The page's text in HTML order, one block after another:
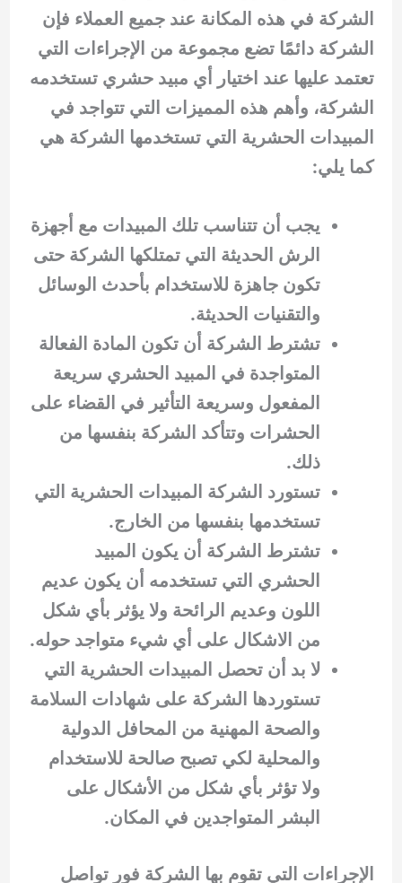
الشركة في هذه المكانة عند جميع العملاء فإن
الشركة دائمًا تضع مجموعة من الإجراءات التي
تعتمد عليها عند اختيار أي مبيد حشري تستخدمه
الشركة، وأهم هذه المميزات التي تتواجد في
المبيدات الحشرية التي تستخدمها الشركة هي
كما يلي:
يجب أن تتناسب تلك المبيدات مع أجهزة
الرش الحديثة التي تمتلكها الشركة حتى
تكون جاهزة للاستخدام بأحدث الوسائل
والتقنيات الحديثة.
تشترط الشركة أن تكون المادة الفعالة
المتواجدة في المبيد الحشري سريعة
المفعول وسريعة التأثير في القضاء على
الحشرات وتتأكد الشركة بنفسها من
ذلك.
تستورد الشركة المبيدات الحشرية التي
تستخدمها بنفسها من الخارج.
تشترط الشركة أن يكون المبيد
الحشري التي تستخدمه أن يكون عديم
اللون وعديم الرائحة ولا يؤثر بأي شكل
من الاشكال على أي شيء متواجد حوله.
لا بد أن تحصل المبيدات الحشرية التي
تستوردها الشركة على شهادات السلامة
والصحة المهنية من المحافل الدولية
والمحلية لكي تصبح صالحة للاستخدام
ولا تؤثر بأي شكل من الأشكال على
البشر المتواجدين في المكان.
الإجراءات التي تقوم بها الشركة فور تواصل